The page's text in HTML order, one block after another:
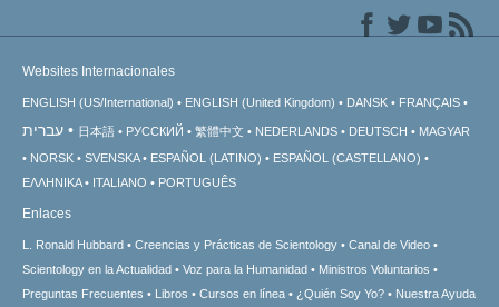
Websites Internacionales
ENGLISH (US/International) ENGLISH (United Kingdom) DANSK FRANÇAIS
עברית 日本語 РУССКИЙ 繁體中文 NEDERLANDS DEUTSCH
MAGYAR
NORSK
SVENSKA ESPAÑOL (LATINO)
ESPAÑOL (CASTELLANO)
ΕΛΛΗΝΙΚA
ITALIANO PORTUGUÊS
Enlaces
L. Ronald Hubbard Creencias y Prácticas de Scientology
Canal de Video
Scientology en la Actualidad
Voz para la Humanidad
Ministros Voluntarios
Preguntas Frecuentes
Libros Cursos en línea ¿Quién Soy Yo? Nuestra Ayuda